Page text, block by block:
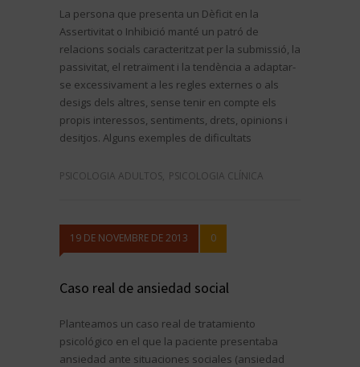
La persona que presenta un Dèficit en la
Assertivitat o Inhibició manté un patró de
relacions socials caracteritzat per la submissió, la
passivitat, el retraïment i la tendència a adaptar-
se excessivament a les regles externes o als
desigs dels altres, sense tenir en compte els
propis interessos, sentiments, drets, opinions i
desitjos. Alguns exemples de dificultats
PSICOLOGIA ADULTOS, PSICOLOGIA CLÍNICA
19 DE NOVEMBRE DE 2013 0
Caso real de ansiedad social
Planteamos un caso real de tratamiento
psicológico en el que la paciente presentaba
ansiedad ante situaciones sociales (ansiedad